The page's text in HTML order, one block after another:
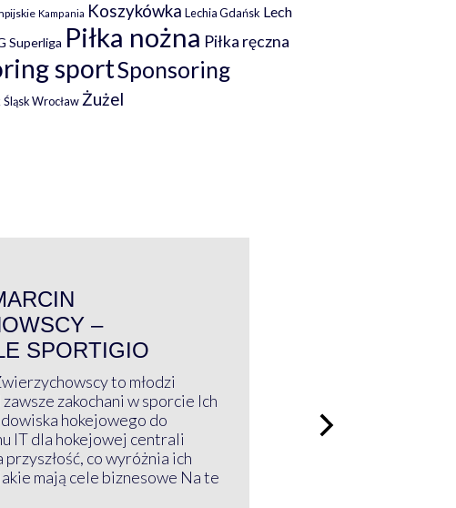
Kampania Koszykówka Lechia Gdańsk Lech
Superliga Piłka nożna Piłka ręczna
sportSponsoring
Śląsk Wrocław Żużel
–
SPORTIGIO
to młodzi
zakochani w sporcie Ich
hokejowego do
IT dla hokejowej centrali
przyszłość, co wyróżnia ich
mają cele biznesowe Na te